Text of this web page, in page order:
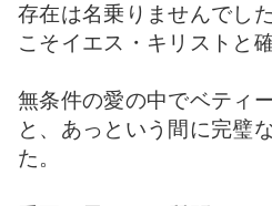
存在は名乗りませんでし
こそイエス・キリストと
無条件の愛の中でベティ
と、あっという間に完璧
た。